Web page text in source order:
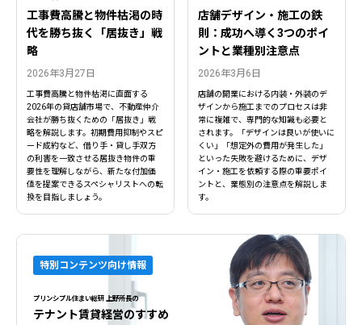
工事費高騰と物件枯渇の時
代を勝ち抜く「居抜き」戦
略
2026年3月27日
工事費高騰と物件枯渇に直面する
2026年の貸店舗市場で、不動産仲介
会社が勝ち抜くための「居抜き」戦
略を解説します。初期費用抑制やスピ
ード成約など、借り手・貸し手双方
の利害を一致させる居抜き物件の重
要性を理解しながら、新たな付加価
値を提案できるスペシャリストへの転
換を目指しましょう。
店舗デザイン・施工の鉄
則：成功へ導く3つのポイ
ントと業種別注意点
2026年3月6日
店舗の開業における内装・外装のデ
ザインから施工までのプロセスは非
常に複雑で、専門的な知識も必要と
されます。「デザインは良いが使いに
くい」「想定外の費用が発生した」
といった失敗を避けるために、デザ
イン・施工を依頼する際の重要ポイ
ントと、業態別の注意点を解説しま
す。
特別コンテンツ向け情報
プリンシプル住まい総研 上野所長の
テナント賃貸経営のすすめ